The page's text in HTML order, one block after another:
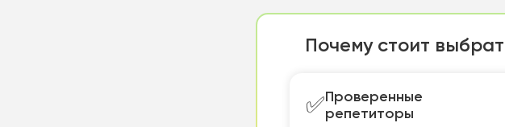
Почему стоит
✅ Проверенные
репетиторы